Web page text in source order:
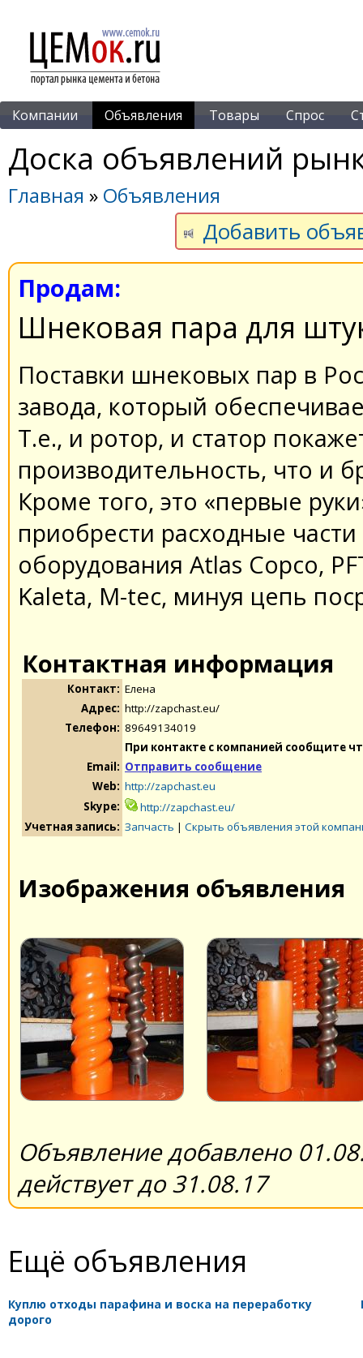
Компании Объявления Товары Спрос
Доска объявлений
Главная » Объявления
Добавить
Продам:
Шнековая пара для
Поставки шнековых пар в
завода, который
Т.е., и ротор, и статор
производительность, что и
Кроме того, это «первые
приобрести расходные
оборудования Atlas Copco,
Kaleta, M-tec, минуя цепь
Контактная информация
Контакт: Елена
Адрес: http://zapchast.eu/
Телефон: 89649134019
При контакте с компанией сообщите
Email: Отправить сообщение
Web: http://zapchast.eu
Skype:
http://zapchast.eu/
Учетная запись: Запчасть | Скрыть объявления этой
Изображения объявления
Объявление добавлено
действует до 31.08.17
Ещё объявления
Куплю отходы парафина и воска на переработку
дорого